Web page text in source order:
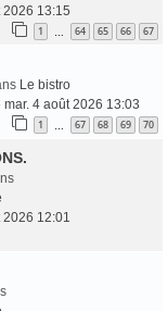
2026 13:15
1 64 65 66 67
Le bistro
mar. 4 août 2026 13:03
1 67 68 69 70
12:01